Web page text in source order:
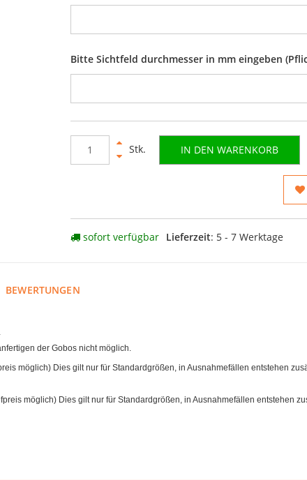
Bitte Sichtfeld durchmesser in mm eingeben
Stk. IN DEN WARENKORB
sofort verfügbar Lieferzeit: 5 - 7 Werktage
BEWERTUNGEN
der Gobos nicht möglich.
möglich) Dies gilt nur für Standardgrößen, in Ausnahmefällen entstehen
möglich) Dies gilt nur für Standardgrößen, in Ausnahmefällen entstehen